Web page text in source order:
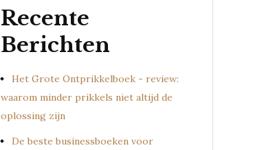
Recente
Berichten
Het Grote Ontprikkelboek - review:
waarom minder prikkels niet altijd de
oplossing zijn
De beste businessboeken voor